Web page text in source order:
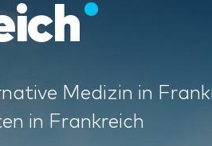
Medizin in
in Frankreich